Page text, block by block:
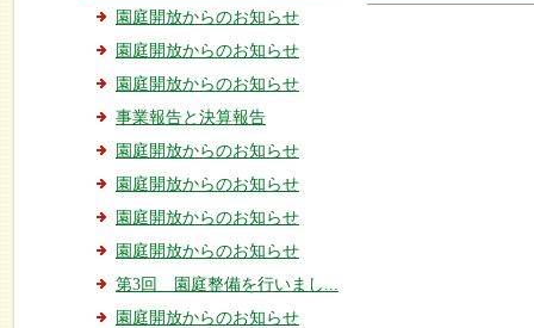
園庭開放からのお知らせ
園庭開放からのお知らせ
園庭開放からのお知らせ
事業報告と決算報告
園庭開放からのお知らせ
園庭開放からのお知らせ
園庭開放からのお知らせ
園庭開放からのお知らせ
第3回 園庭整備を行いまし...
園庭開放からのお知らせ